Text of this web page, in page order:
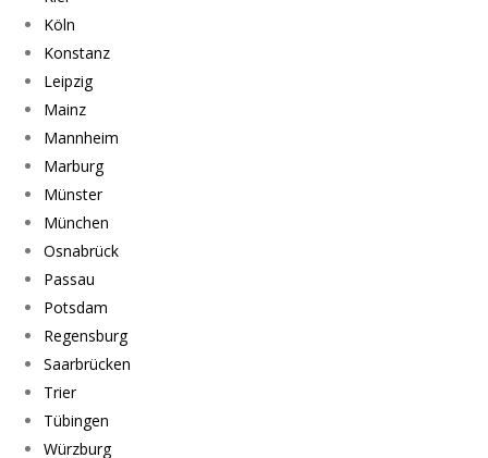
Köln
Konstanz
Leipzig
Mainz
Mannheim
Marburg
Münster
München
Osnabrück
Passau
Potsdam
Regensburg
Saarbrücken
Trier
Tübingen
Würzburg